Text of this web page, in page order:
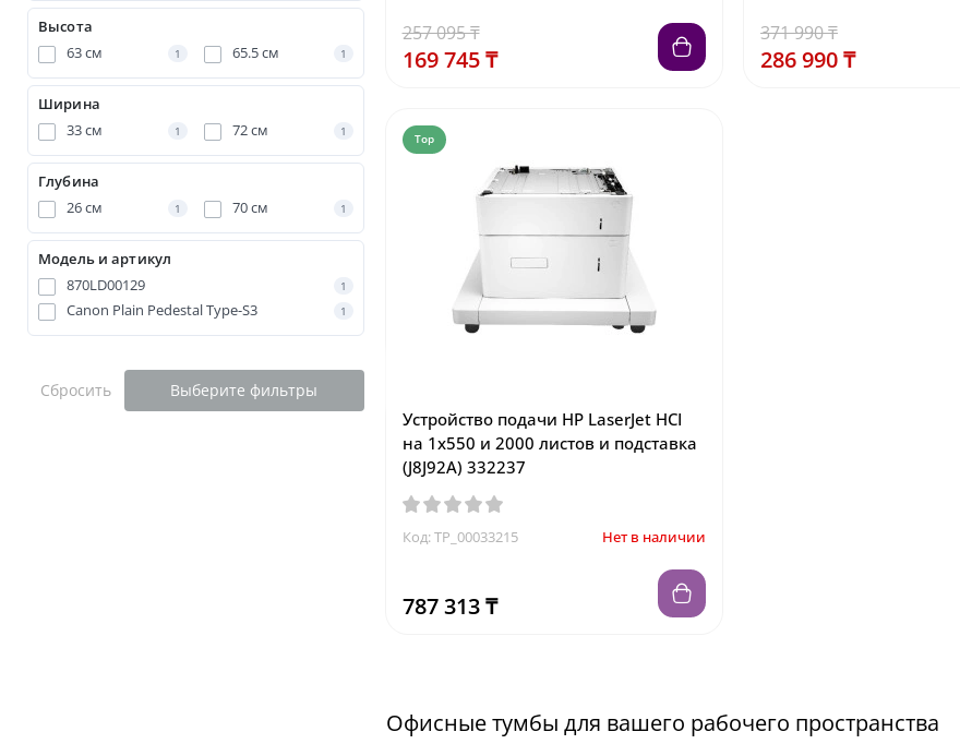
Высота
63 см
1 65.5 см 1
Ширина
33 см
1 72 см 1
Глубина
26 см
1 70 см 1
Модель и артикул
870LD00129
1
Canon Plain Pedestal Type-S3 1
Сбросить Выберите фильтры
257 095 ₸
169 745 ₸
371 990 ₸
286 990 ₸
Top
Устройство подачи HP LaserJet HCI
на 1x550 и 2000 листов и подставка
(J8J92A) 332237
Код: TP_00033215 Нет в наличии
787 313 ₸
Офисные тумбы для вашего рабочего пространства